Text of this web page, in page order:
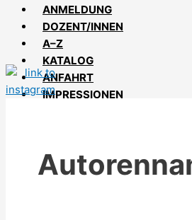
ANMELDUNG
DOZENT/INNEN
A–Z
KATALOG
ANFAHRT
IMPRESSIONEN